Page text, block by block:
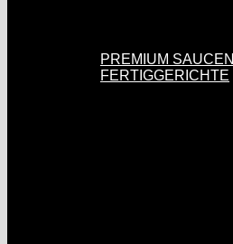
PREMIUM SAUCEN
FERTIGGERICHTE